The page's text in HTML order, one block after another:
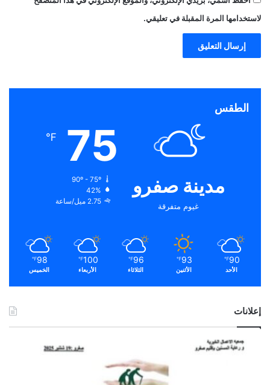
لاستخدامها المرة المقبلة في تعليقي.
الطقس
مدينة صفرو
غيوم متفرقة
75
℉
90º - 75º
42%
2.75 ميل/ساعة
90
℉
الأحد
93
℉
الأثنين
96
℉
الثلاثاء
100
℉
الأربعاء
98
℉
الخميس
إعلانات